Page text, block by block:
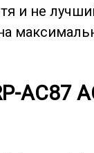
и не
AC87